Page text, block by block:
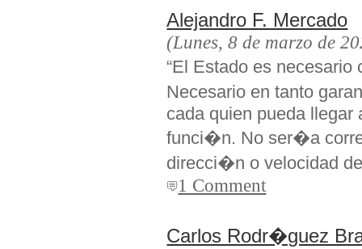
Alejandro F. Mercado
(Lunes, 8 de marzo de
“El Estado es
Necesario en tanto
cada quien pueda llegar
funci�n. No ser�a
direcci�n o velocidad
1 Comment
Carlos Rodr�guez